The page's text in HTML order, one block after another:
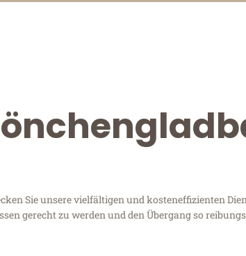
Sie unsere vielfältigen und kosteneffizienten
gerecht zu werden und den Übergang so